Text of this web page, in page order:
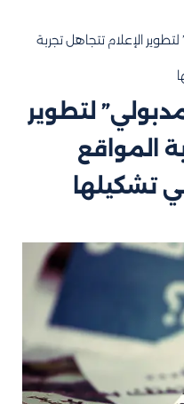
الإعلام تتجاهل تجربة
لتطوير
المواقع
تشكيلها